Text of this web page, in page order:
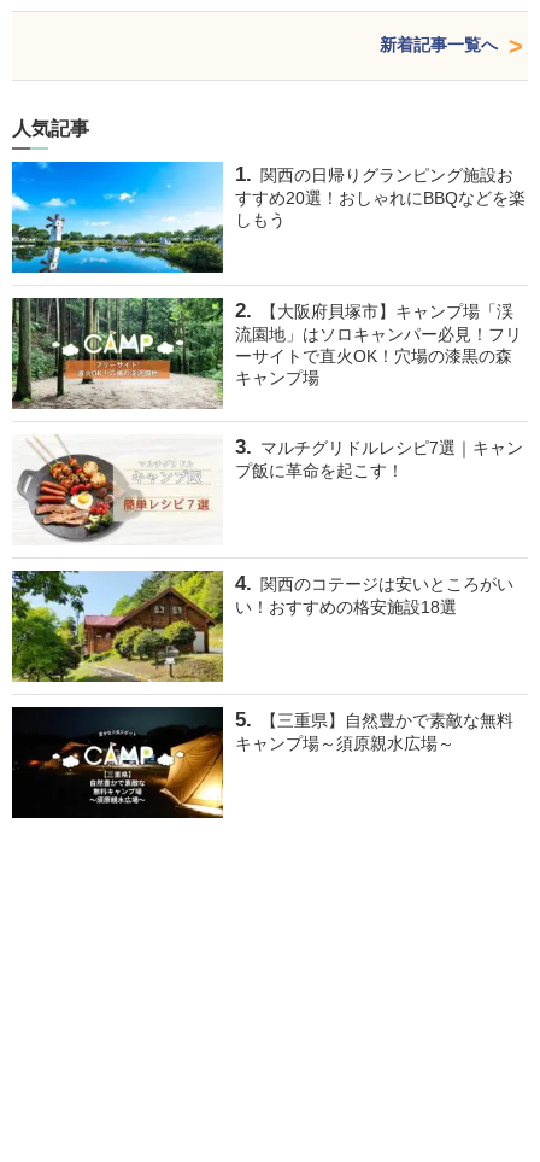
新着記事一覧へ
人気記事
関西の日帰りグランピング施設お
すすめ20選！おしゃれにBBQなどを楽
しもう
【大阪府貝塚市】キャンプ場「渓
流園地」はソロキャンパー必見！フリ
ーサイトで直火OK！穴場の漆黒の森
キャンプ場
マルチグリドルレシピ7選｜キャン
プ飯に革命を起こす！
関西のコテージは安いところがい
い！おすすめの格安施設18選
【三重県】自然豊かで素敵な無料
キャンプ場～須原親水広場～